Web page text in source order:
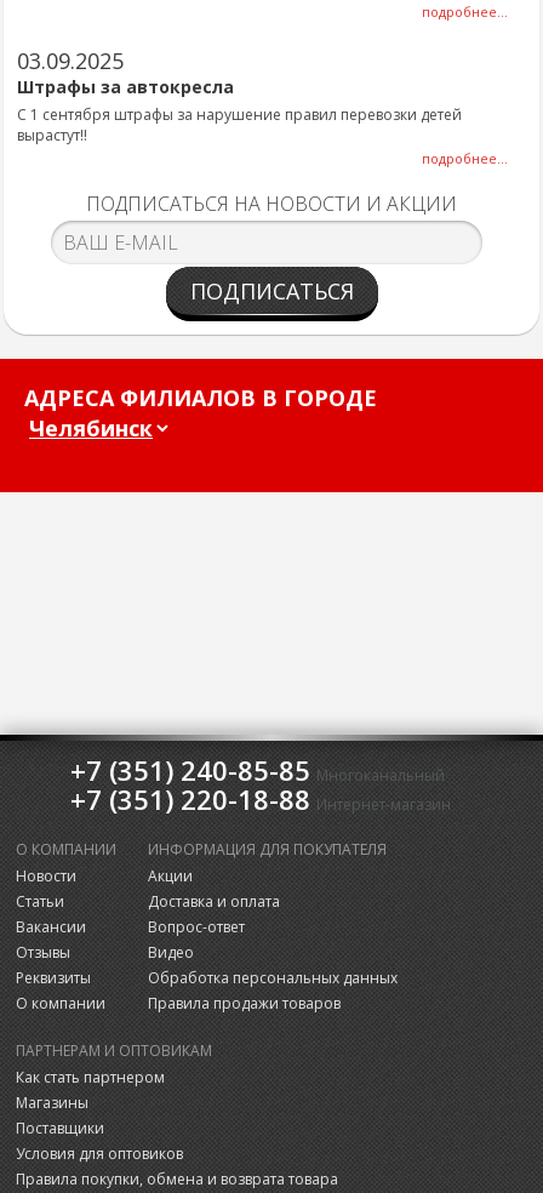
подробнее...
03.09.2025
Штрафы за автокресла
С 1 сентября штрафы за нарушение правил перевозки детей
вырастут!!
подробнее...
ПОДПИСАТЬСЯ НА НОВОСТИ И АКЦИИ
ПОДПИСАТЬСЯ
АДРЕСА ФИЛИАЛОВ В ГОРОДЕ
+7 (351) 240-85-85 Многоканальный
+7 (351) 220-18-88 Интернет-магазин
О КОМПАНИИ
Новости
Статьи
Вакансии
Отзывы
Реквизиты
О компании
ИНФОРМАЦИЯ ДЛЯ ПОКУПАТЕЛЯ
Акции
Доставка и оплата
Вопрос-ответ
Видео
Обработка персональных данных
Правила продажи товаров
ПАРТНЕРАМ И ОПТОВИКАМ
Как стать партнером
Магазины
Поставщики
Условия для оптовиков
Правила покупки, обмена и возврата товара